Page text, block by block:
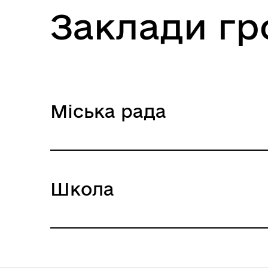
Заклади
Міська рада
Школа